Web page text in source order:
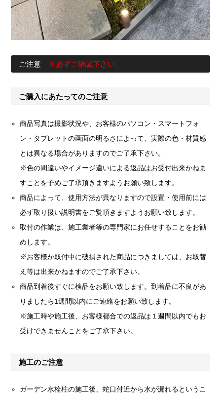
ご注意 ※必ずご確認下さい。
ご購入にあたってのご注意
商品写真は撮影状況や、お客様のパソコン・スマートフォ
ン・タブレットの画面の明るさによって、実際の色・材質感
とは異なる場合がありますのでご了承下さい。
※色の間違いやイメージ違いによる返品はお受付出来かねま
すことを予めご了承頂きますようお願い致します。
商品によって、使用方法が異なりますので設置・使用前には
必ず取り扱い説明書をご覧頂きますようお願い致します。
取付の作業は、施工業者等の専門家にお任せすることをお勧
めします。
※お客様が取付中に破損された商品につきましては、お取替
え等は出来かねますのでご了承下さい。
商品到着後すぐに検品をお願い致します。到着品に不良があ
りましたら1週間以内にご連絡をお願い致します。
※施工時や施工後、お客様都合での返品は１週間以内でもお
受けできませんことをご了承下さい。
施工のご注意
ガーデン水栓柱の施工後、蛇口付近から水が漏れるというこ